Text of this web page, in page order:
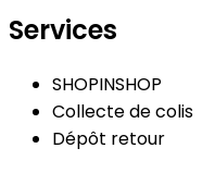
Services
SHOPINSHOP
Collecte de colis
Dépôt retour